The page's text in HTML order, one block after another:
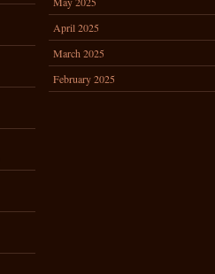
April 2025
March 2025
February 2025